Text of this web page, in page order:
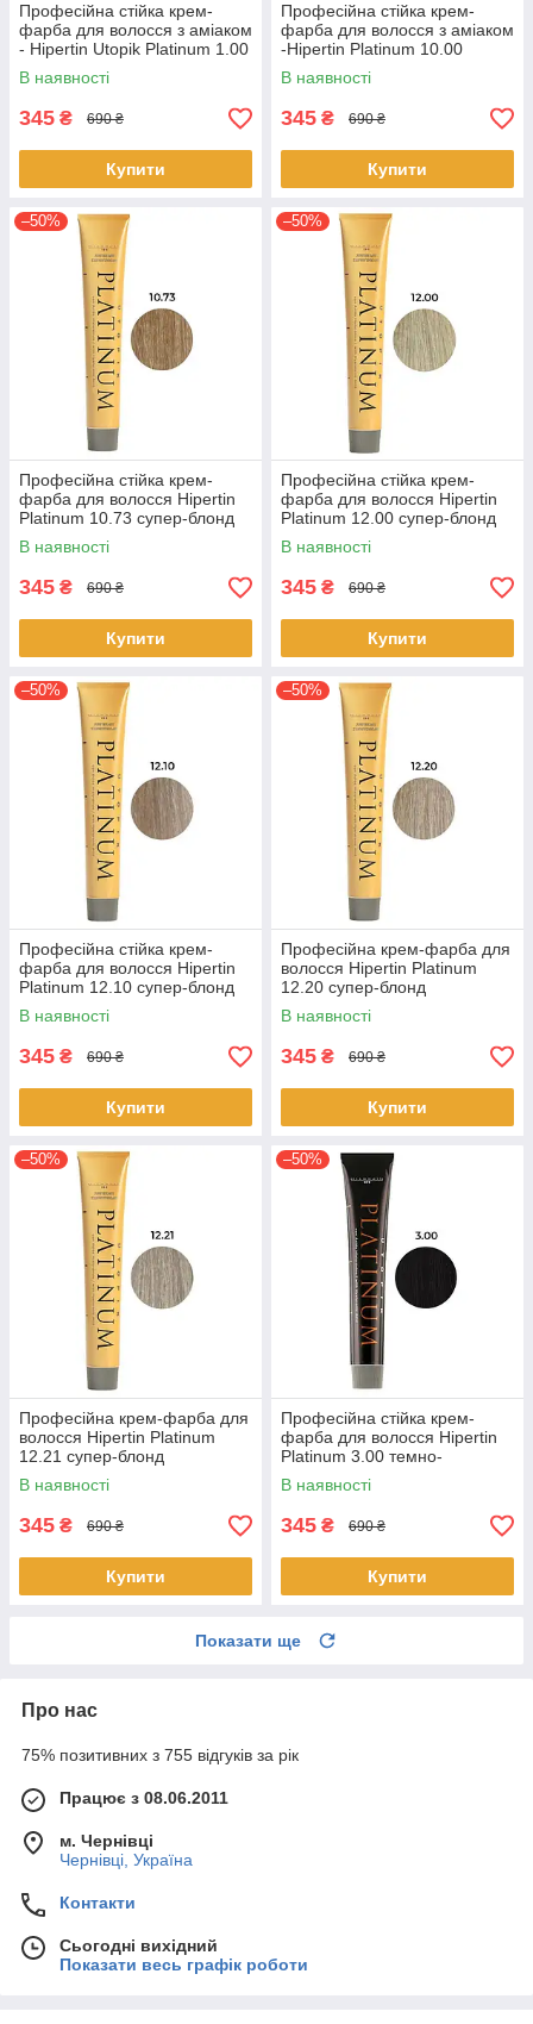
Професійна стійка крем-
фарба для волосся з аміаком
- Hipertin Utopik Platinum 1.00
- Black 60мл
В наявності
345 ₴ 690 ₴
Купити
Професійна стійка крем-
фарба для волосся з аміаком
-Hipertin Platinum 10.00
супер-блонд платиновий
60мл
В наявності
345 ₴ 690 ₴
Купити
–50%
Професійна стійка крем-
фарба для волосся Hipertin
Platinum 10.73 супер-блонд
пісочно-золотистий 60мл
В наявності
345 ₴ 690 ₴
Купити
–50%
Професійна стійка крем-
фарба для волосся Hipertin
Platinum 12.00 супер-блонд
натуральний інтенсивний
60мл
В наявності
345 ₴ 690 ₴
Купити
–50%
Професійна стійка крем-
фарба для волосся Hipertin
Platinum 12.10 супер-блонд
попелястий інтенсивний
60мл
В наявності
345 ₴ 690 ₴
Купити
–50%
Професійна крем-фарба для
волосся Hipertin Platinum
12.20 супер-блонд
перламутровий інтенсивний
60мл
В наявності
345 ₴ 690 ₴
Купити
–50%
Професійна крем-фарба для
волосся Hipertin Platinum
12.21 супер-блонд
перламутрово-попелястий
інтенсивний
В наявності
345 ₴ 690 ₴
Купити
–50%
Професійна стійка крем-
фарба для волосся Hipertin
Platinum 3.00 темно-
каштановий 60 мл
В наявності
345 ₴ 690 ₴
Купити
Показати ще
Про нас
75% позитивних з 755 відгуків за рік
Працює з 08.06.2011
м. Чернівці
Чернівці, Україна
Контакти
Сьогодні вихідний
Показати весь графік роботи